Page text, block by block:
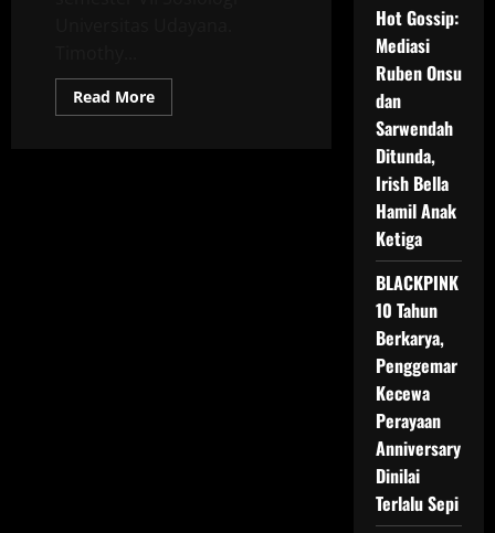
Read MoreRead
more
Hot Gossip:
Mediasi
Ruben Onsu
dan
Sarwendah
Ditunda,
Irish Bella
Hamil Anak
Ketiga
BLACKPINK
10 Tahun
Berkarya,
Penggemar
Kecewa
Perayaan
Anniversary
Dinilai
Terlalu Sepi